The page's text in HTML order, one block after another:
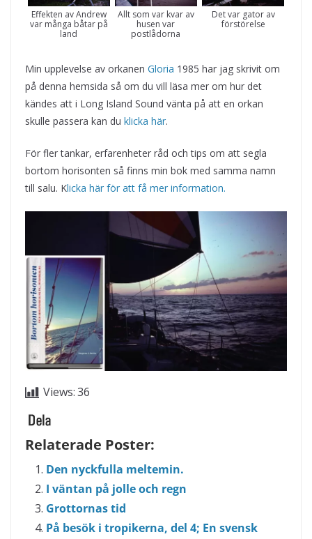
Effekten av Andrew
var många båtar på
land
Allt som var kvar av
husen var
postlådorna
Det var gator av
förstörelse
Min upplevelse av orkanen Gloria 1985 har jag skrivit om
på denna hemsida så om du vill läsa mer om hur det
kändes att i Long Island Sound vänta på att en orkan
skulle passera kan du klicka här.
För fler tankar, erfarenheter råd och tips om att segla
bortom horisonten så finns min bok med samma namn
till salu. Klicka här för att få mer information.
Views:36
Relaterade Poster:
Den nyckfulla meltemin.
I väntan på jolle och regn
Grottornas tid
På besök i tropikerna, del 4; En svensk